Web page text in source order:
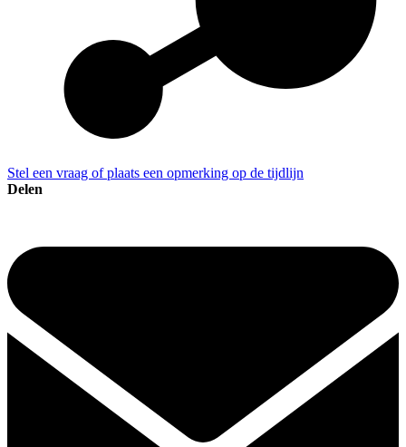
Stel een vraag of plaats een opmerking op de tijdlijn
Delen